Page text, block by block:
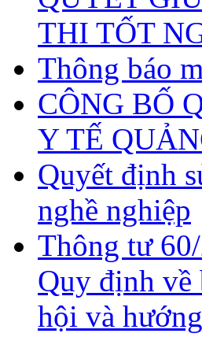
THI TỐT
Thông báo
CÔNG BỐ
Y TẾ
Quyết định
nghề nghiệp
Thông tư
Quy định về
hội và